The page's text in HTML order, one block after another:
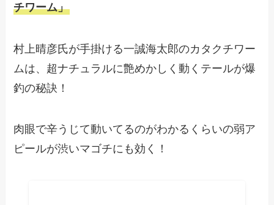
チワーム」
村上晴彦氏が手掛ける一誠海太郎のカタクチワー
ムは、超ナチュラルに艶めかしく動くテールが爆
釣の秘訣！
肉眼で辛うじて動いてるのがわかるくらいの弱ア
ピールが渋いマゴチにも効く！